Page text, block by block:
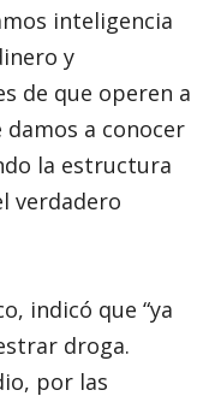
inteligencia
y
de que operen a
damos a conocer
la estructura
verdadero
indicó que “ya
droga.
por las